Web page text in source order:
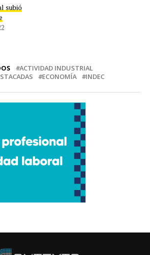
subió
ACTIVIDAD INDUSTRIAL
ECONOMÍA INDEC